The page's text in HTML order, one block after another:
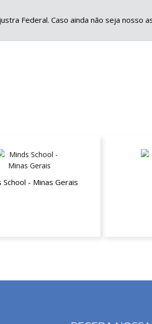
Federal. Caso ainda não seja nosso
School - Minas Gerais